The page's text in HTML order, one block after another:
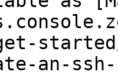
an-